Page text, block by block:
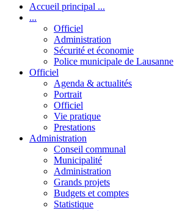
Accueil principal ...
...
Officiel
Administration
Sécurité et économie
Police municipale de Lausanne
Officiel
Agenda & actualités
Portrait
Officiel
Vie pratique
Prestations
Administration
Conseil communal
Municipalité
Administration
Grands projets
Budgets et comptes
Statistique